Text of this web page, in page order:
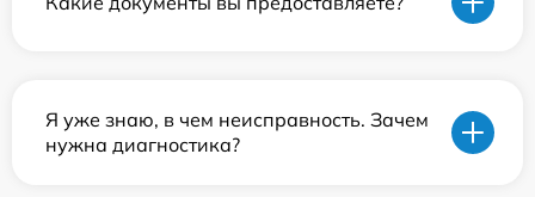
Я уже знаю, в чем неисправность. Зачем
нужна диагностика?